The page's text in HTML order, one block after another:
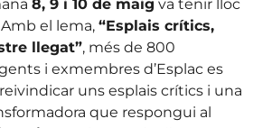
8, 9 i 10 de maig va tenir lloc
Amb el lema, “Esplais crítics,
llegat”, més de 800
i exmembres d’Esplac es
uns esplais crítics i una
que respongui al